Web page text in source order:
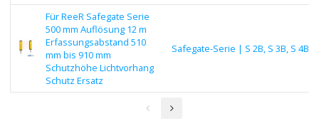
Für ReeR Safegate Serie
500 mm Auflösung 12 m
Erfassungsabstand 510
mm bis 910 mm
Schutzhöhe Lichtvorhang
Schutz Ersatz
Safegate-Serie | S 2B, S 3B, S 4B